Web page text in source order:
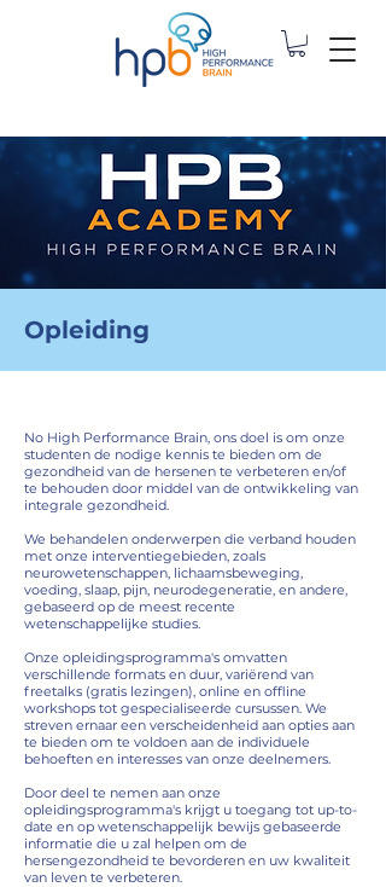
Opleiding
No High Performance Brain, ons doel is om onze
studenten de nodige kennis te bieden om de
gezondheid van de hersenen te verbeteren en/of
te behouden door middel van de ontwikkeling van
integrale gezondheid.
We behandelen onderwerpen die verband houden
met onze interventiegebieden, zoals
neurowetenschappen, lichaamsbeweging,
voeding, slaap, pijn, neurodegeneratie, en andere,
gebaseerd op de meest recente
wetenschappelijke studies.
Onze opleidingsprogramma's omvatten
verschillende formats en duur, variërend van
freetalks (gratis lezingen), online en offline
workshops tot gespecialiseerde cursussen. We
streven ernaar een verscheidenheid aan opties aan
te bieden om te voldoen aan de individuele
behoeften en interesses van onze deelnemers.
Door deel te nemen aan onze
opleidingsprogramma's krijgt u toegang tot up-to-
date en op wetenschappelijk bewijs gebaseerde
informatie die u zal helpen om de
hersengezondheid te bevorderen en uw kwaliteit
van leven te verbeteren.